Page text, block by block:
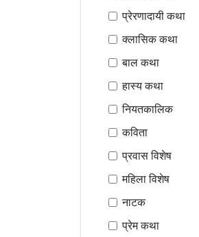
प्रेरणादायी कथा
क्लासिक कथा
बाल कथा
हास्य कथा
नियतकालिक
कविता
प्रवास विशेष
महिला विशेष
नाटक
प्रेम कथा